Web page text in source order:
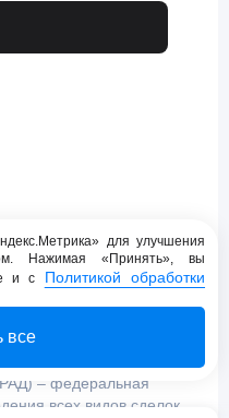
– федеральная
всех видов сделок
для улучшения
Нажимая «Принять», вы
и с Политикой обработки
все